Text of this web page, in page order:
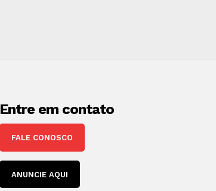
Entre em contato
FALE CONOSCO
ANUNCIE AQUI